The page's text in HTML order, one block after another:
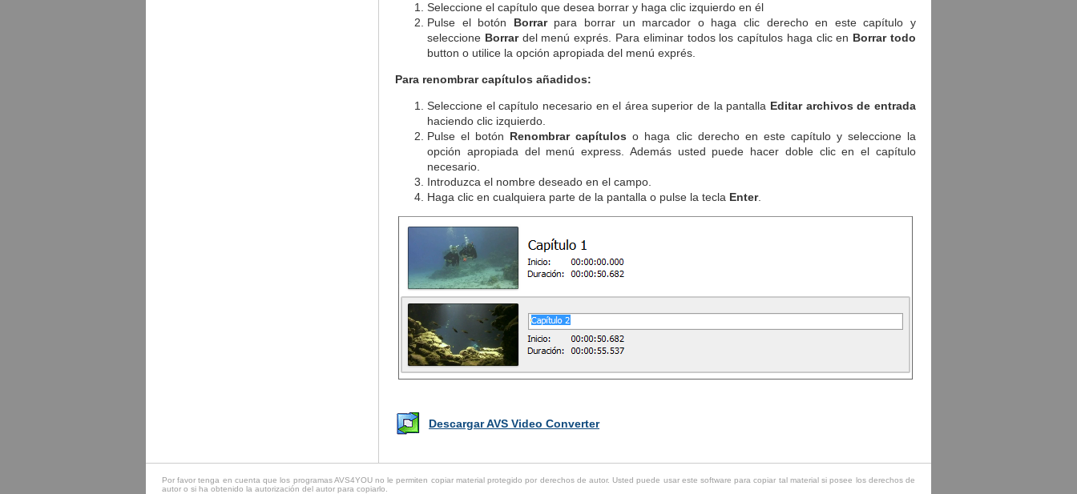
Seleccione el capítulo que desea borrar y haga clic izquierdo en él
Pulse el botón Borrarpara borrar un marcador o haga clic derecho en este capítulo y
seleccione Borrardel menú exprés. Para eliminar todos los capítulos haga clic en Borrar todo
button o utilice la opción apropiada del menú exprés.
Para renombrar capítulos añadidos:
Seleccione el capítulo necesario en el área superior de la pantalla Editar archivos de entrada
haciendo clic izquierdo.
Pulse el botón Renombrar capítulos o haga clic derecho en este capítulo y seleccione la
opción apropiada del menú express. Además usted puede hacer doble clic en el capítulo
necesario.
Introduzca el nombre deseado en el campo.
Haga clic en cualquiera parte de la pantalla o pulse la tecla Enter.
Descargar AVS Video Converter
Por favor tenga en cuenta que los programas AVS4YOU no le permiten copiar material protegido por derechos de autor. Usted puede usar este software para copiar tal material si posee los derechos de
autor o si ha obtenido la autorización del autor para copiarlo.